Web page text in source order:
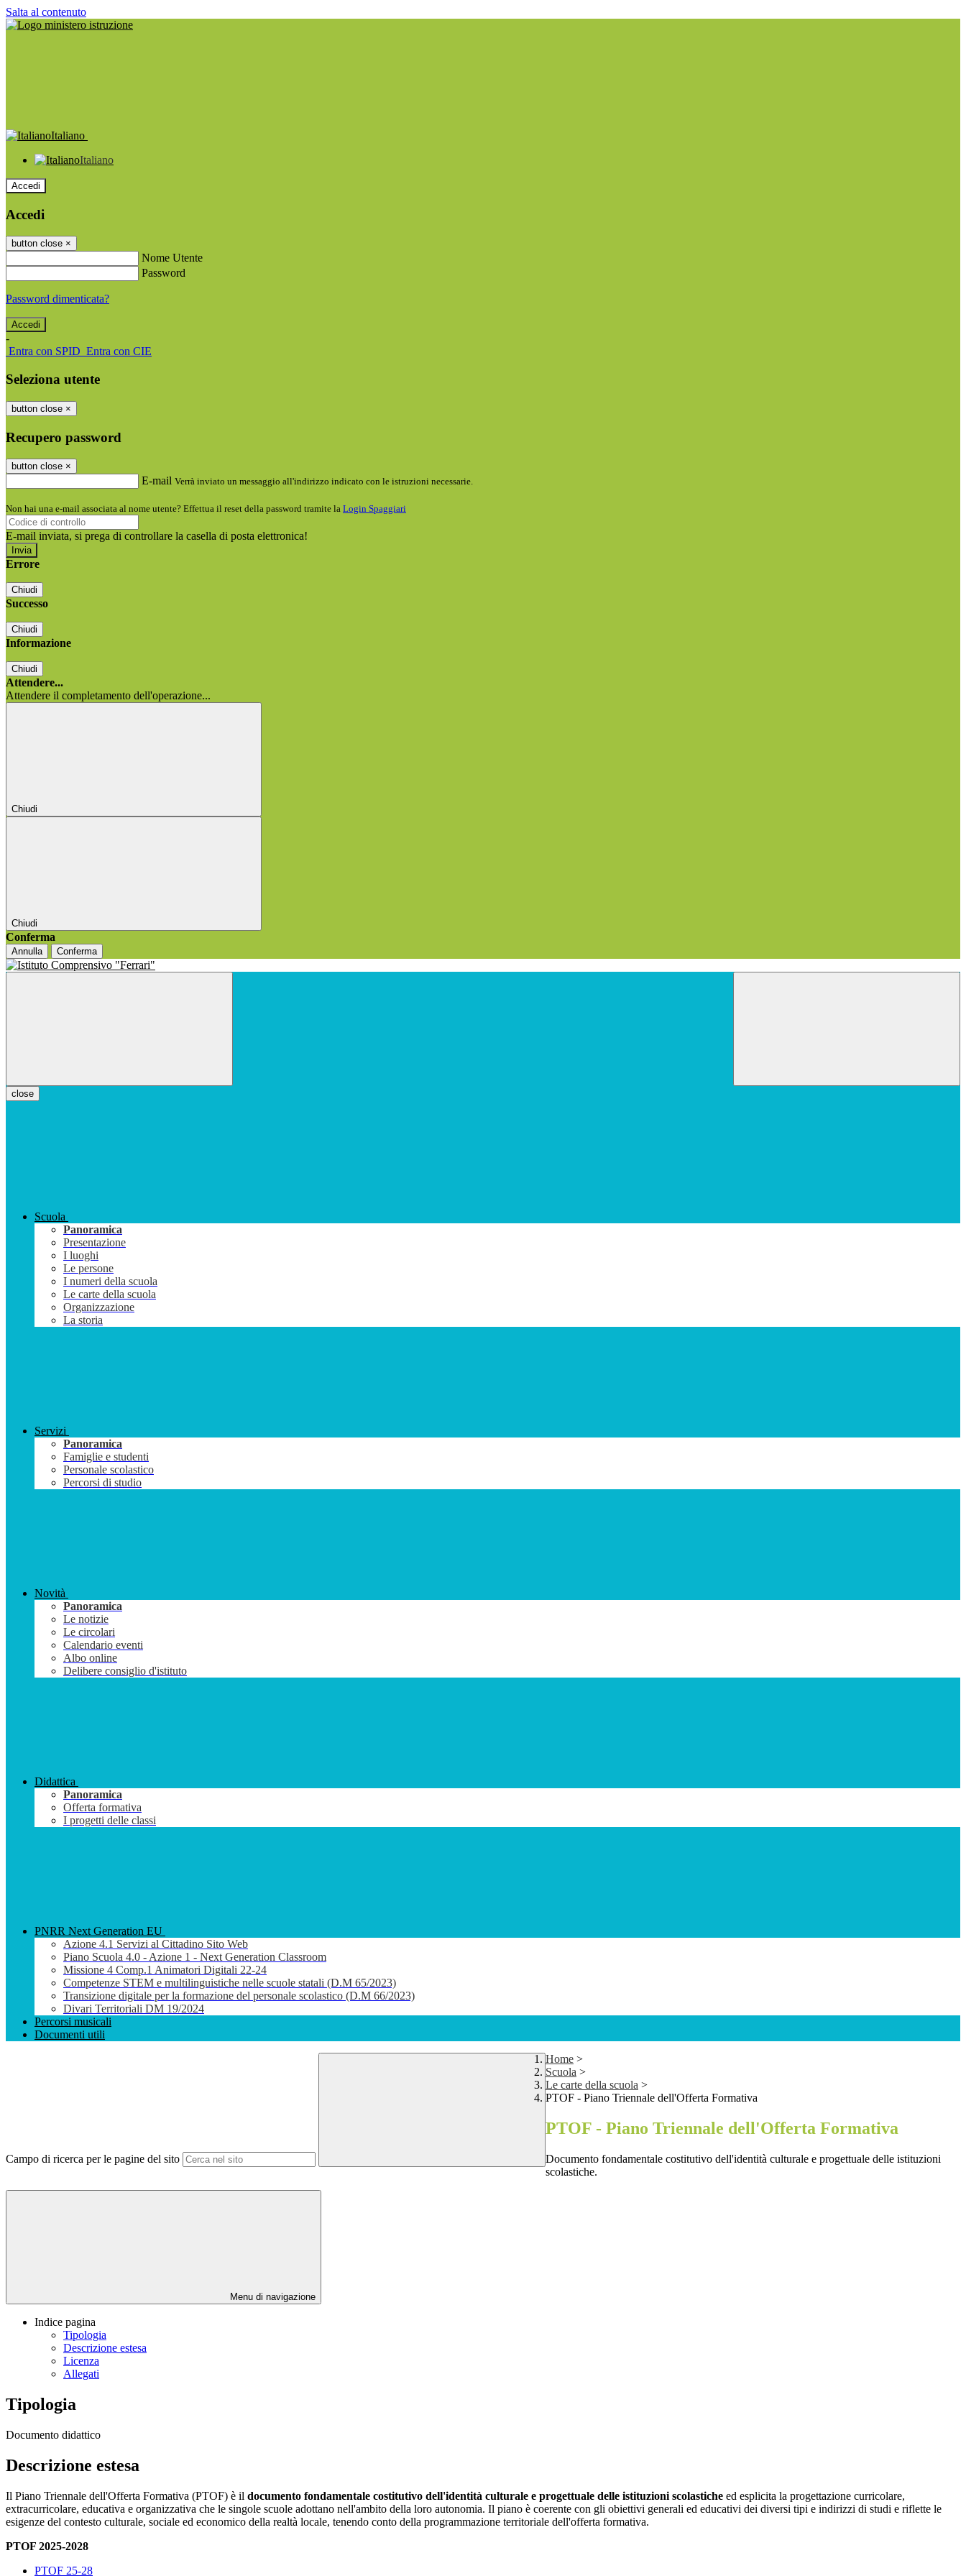
Salta al contenuto
Italiano
Italiano
Accedi
Accedi
button close ×
Nome Utente
Password
Password dimenticata?
-
Entra con SPID Entra con CIE
Seleziona utente
button close ×
Recupero password
button close ×
E-mail Verrà inviato un messaggio all'indirizzo indicato con le istruzioni necessarie.
Non hai una e-mail associata al nome utente? Effettua il reset della password tramite la Login Spaggiari
E-mail inviata, si prega di controllare la casella di posta elettronica!
Errore
Chiudi
Successo
Chiudi
Informazione
Chiudi
Attendere...
Attendere il completamento dell'operazione...
Chiudi
Chiudi
Conferma
Annulla Conferma
close
Scuola
Panoramica
Presentazione
I luoghi
Le persone
I numeri della scuola
Le carte della scuola
Organizzazione
La storia
Servizi
Panoramica
Famiglie e studenti
Personale scolastico
Percorsi di studio
Novità
Panoramica
Le notizie
Le circolari
Calendario eventi
Albo online
Delibere consiglio d'istituto
Didattica
Panoramica
Offerta formativa
I progetti delle classi
PNRR Next Generation EU
Azione 4.1 Servizi al Cittadino Sito Web
Piano Scuola 4.0 - Azione 1 - Next Generation Classroom
Missione 4 Comp.1 Animatori Digitali 22-24
Competenze STEM e multilinguistiche nelle scuole statali (D.M 65/2023)
Transizione digitale per la formazione del personale scolastico (D.M 66/2023)
Divari Territoriali DM 19/2024
Percorsi musicali
Documenti utili
Campo di ricerca per le pagine del sito
Home >
Scuola >
Le carte della scuola >
PTOF - Piano Triennale dell'Offerta Formativa
PTOF - Piano Triennale dell'Offerta Formativa
Documento fondamentale costitutivo dell'identità culturale e progettuale delle istituzioni
scolastiche.
Menu di navigazione
Indice pagina
Tipologia
Descrizione estesa
Licenza
Allegati
Tipologia
Documento didattico
Descrizione estesa
Il Piano Triennale dell'Offerta Formativa (PTOF) è il documento fondamentale costitutivo dell'identità culturale e progettuale delle istituzioni scolastiche ed esplicita la progettazione curricolare,
extracurricolare, educativa e organizzativa che le singole scuole adottano nell'ambito della loro autonomia. Il piano è coerente con gli obiettivi generali ed educativi dei diversi tipi e indirizzi di studi e riflette le
esigenze del contesto culturale, sociale ed economico della realtà locale, tenendo conto della programmazione territoriale dell'offerta formativa.
PTOF 2025-2028
PTOF 25-28